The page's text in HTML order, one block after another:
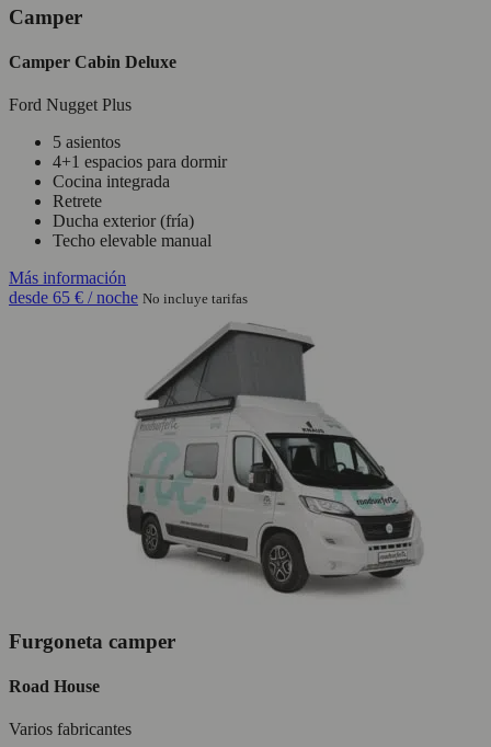
Camper
Camper Cabin Deluxe
Ford Nugget Plus
5 asientos
4+1 espacios para dormir
Cocina integrada
Retrete
Ducha exterior (fría)
Techo elevable manual
Más información
desde 65 € / noche No incluye tarifas
Furgoneta camper
Road House
Varios fabricantes